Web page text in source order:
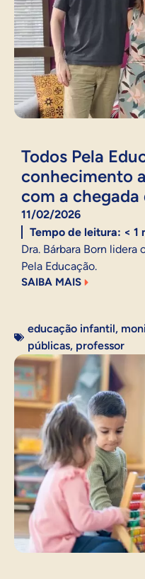
Todos Pela
conhecimento
com a chegada
11/02/2026
Tempo de leitura: < 1
Dra. Bárbara Born
Pela Educação.
SAIBA MAIS
educação infantil,
públicas, professor